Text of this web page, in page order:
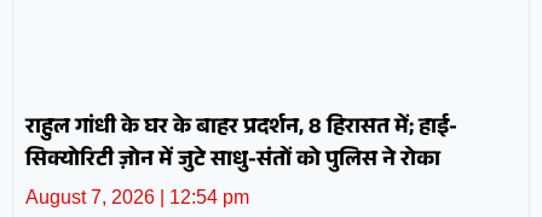
राहुल गांधी के घर के बाहर प्रदर्शन, 8 हिरासत में; हाई-
सिक्योरिटी ज़ोन में जुटे साधु-संतों को पुलिस ने रोका
August 7, 2026 12:54 pm